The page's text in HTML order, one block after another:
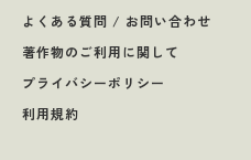
よくある質問 / お問い合わせ
著作物のご利用に関して
プライバシーポリシー
利用規約